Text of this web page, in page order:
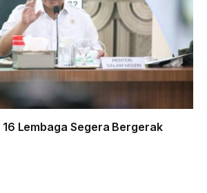
Lembaga Segera Bergerak